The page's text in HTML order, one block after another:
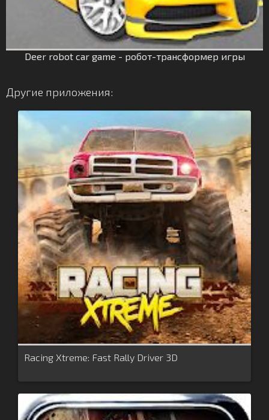
Deer robot car game - робот-трансформер игры
Другие приложения:
Racing Xtreme: Fast Rally Driver 3D